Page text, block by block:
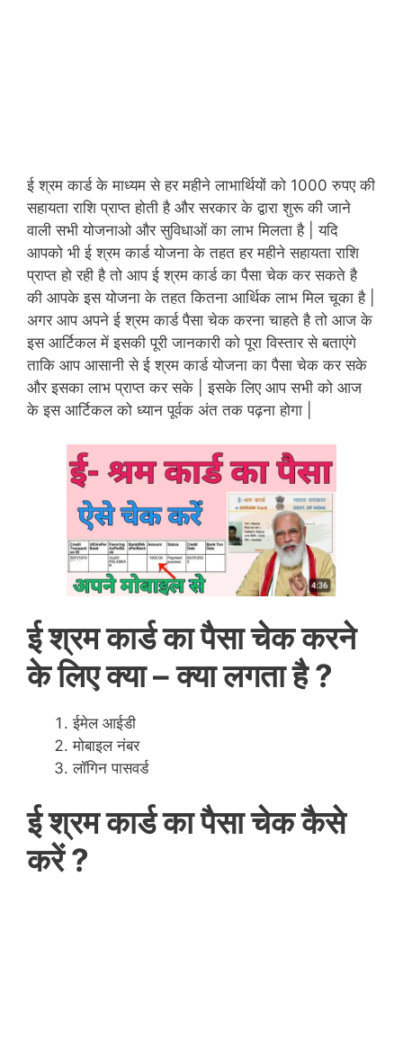
ई श्रम कार्ड के माध्यम से हर महीने लाभार्थियों को 1000 रुपए की
सहायता राशि प्राप्त होती है और सरकार के द्वारा शुरू की जाने
वाली सभी योजनाओ और सुविधाओं का लाभ मिलता है | यदि
आपको भी ई श्रमकार्ड योजना के तहत हर महीने सहायता राशि
प्राप्त हो रही है तो आप ई श्रम कार्ड का पैसा चेक कर सकते है
की आपके इस योजना के तहत कितना आर्थिक लाभ मिल चूका है |
अगर आप अपने ई श्रम कार्ड पैसा चेक करना चाहते है तो आज के
इस आर्टिकल में इसकी पूरी जानकारी को पूरा विस्तार से बताएंगे
ताकि आप आसानी से ई श्रम कार्ड योजना का पैसा चेक कर सके
और इसका लाभ प्राप्त कर सके | इसके लिए आप सभी को आज
के इस आर्टिकल को ध्यान पूर्वक अंत तक पढ़ना होगा |
ई श्रम कार्ड का पैसा चेक करने
के लिए क्या – क्या लगता है ?
ईमेल आईडी
मोबाइल नंबर
लॉगिन पासवर्ड
ई श्रम कार्ड का पैसा चेक कैसे
करें ?